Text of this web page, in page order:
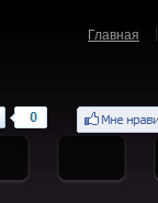
Главная